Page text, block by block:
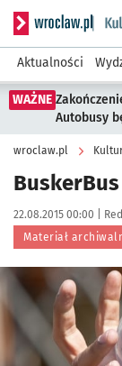
Serwis
Aktualności
WAŻNE
Autobusy
wroclaw.pl
Data publikacji:
22.08.2015 00:00 |
Materiał
Kliknij, aby